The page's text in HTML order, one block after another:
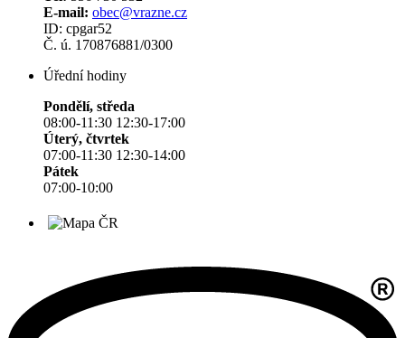
E-mail: obec@vrazne.cz
ID: cpgar52
Č. ú. 170876881/0300
Úřední hodiny
Pondělí, středa
08:00-11:30 12:30-17:00
Úterý, čtvrtek
07:00-11:30 12:30-14:00
Pátek
07:00-10:00